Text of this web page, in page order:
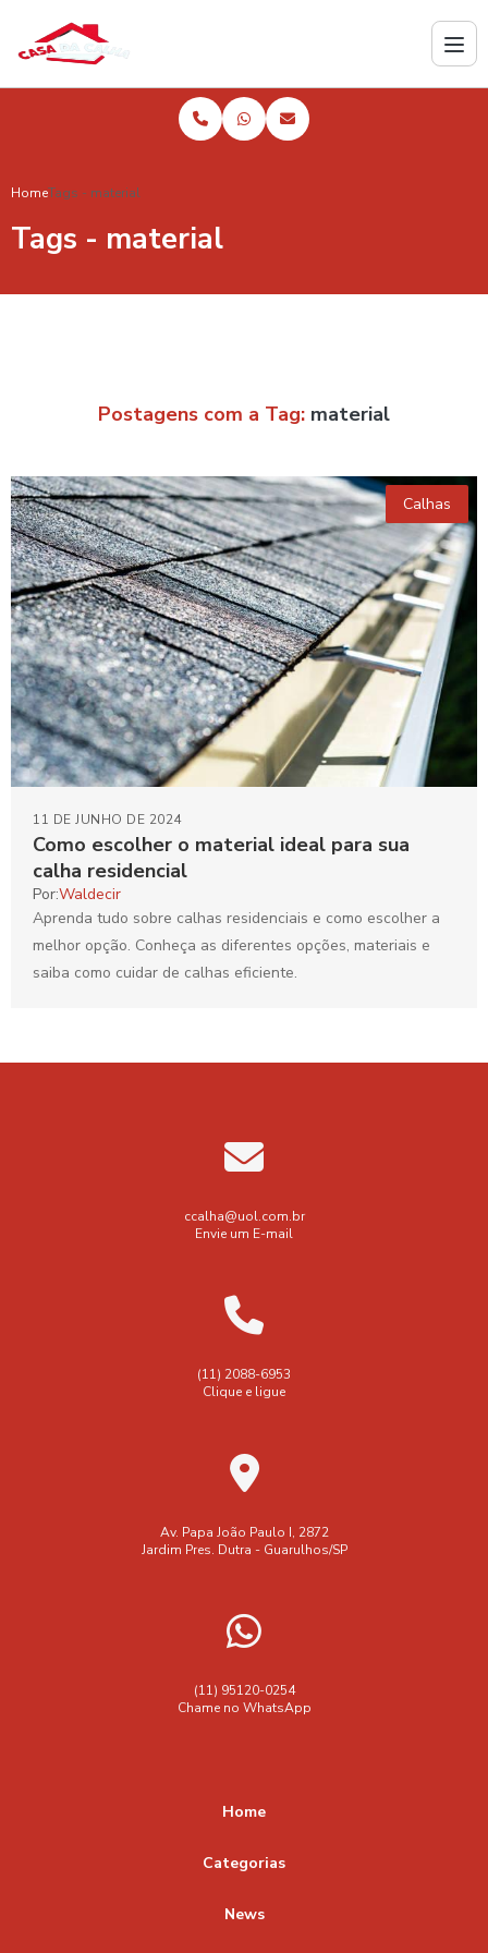
HomeTags - material
Tags - material
Postagens com a Tag: material
Calhas
Como escolher o material ideal para sua
calha residencial
11 DE JUNHO DE 2024
Por:Waldecir
Aprenda tudo sobre calhas residenciais e como escolher a
melhor opção. Conheça as diferentes opções, materiais e
saiba como cuidar de calhas eficiente.
ccalha@uol.com.br
Envie um E-mail
(11) 2088-6953
Clique e ligue
Av. Papa João Paulo I, 2872
Jardim Pres. Dutra - Guarulhos/SP
(11) 95120-0254
Chame no WhatsApp
Home
Categorias
News